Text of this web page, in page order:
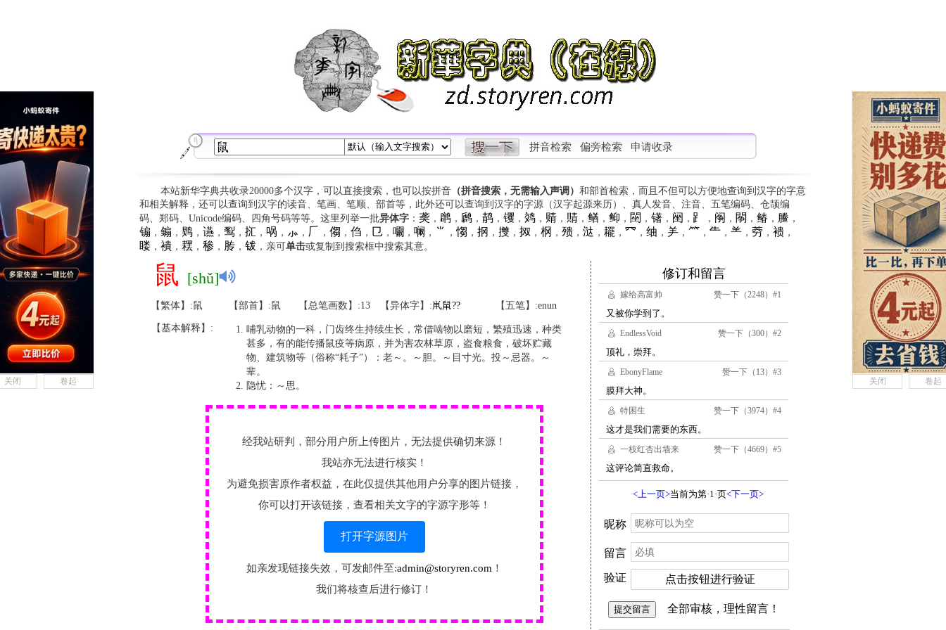
拼音检索 偏旁检索 申请收录
本站新华字典共收录20000多个汉字，可以直接搜索，也可以按拼音（拼音搜索，无需输入声调） 和部首检索，而且不但可以方便地查询到汉字的字意
和相关解释，还可以查询到汉字的读音、笔画、笔顺、部首等，此外还可以查询到汉字的字源（汉字起源来历）、真人发音、注音、五笔编码、仓颉编
码、郑码、Unicode编码、四角号码等等。这里列举一批异体字： 䶮 ， 䴙， 䴘， 䴖， 䦆， 䴔， 䞍， 䝼， 䲡 ， 䲟 ， 䦟 ， 䦃， 䦷 ， ⻊ ， 䦶 ， 䦛 ， 䲠 ， 䲢 ，
䦂 ， 䥇 ， 䴗， 䜩， 䴕， 㧟 ， 㖞 ， ⺗ ， 𠂆 ， 㑳 ， 㑇 ， 㔾 ， 㘚 ， 㘎 ， ⺌ ， 㥮 ， 㧏 ， 㩳， 㧐 ， 㭎 ， 㱮， 㳠 ， 䎱 ， ⺳ ， 䌷 ， ⺶， ⺮ ， ⺧， ⺷， 䓖， 䙌，
䁖， 䙡， 䎬 ， 䅟， 䏝， 䥽，亲可单击或复制到搜索框中搜索其意。
鼠 [shǔ]
【繁体】:鼠 【部首】:鼠 【总笔画数】:13 【异体字】:鼡䑕?? 【五笔】:enun
【基本解释】:
哺乳动物的一科，门齿终生持续生长，常借啮物以磨短，繁殖迅速，种类
甚多，有的能传播鼠疫等病原，并为害农林草原，盗食粮食，破坏贮藏
物、建筑物等（俗称“耗子”）：老～。～胆。～目寸光。投～忌器。～
辈。
隐忧：～思。
经我站研判，部分用户所上传图片，无法提供确切来源！
我站亦无法进行核实！
为避免损害原作者权益，在此仅提供其他用户分享的图片链接，
你可以打开该链接，查看相关文字的字源字形等！
打开字源图片
如亲发现链接失效，可发邮件至:admin@storyren.com ！
我们将核查后进行修订！
关闭 卷起 关闭 卷起